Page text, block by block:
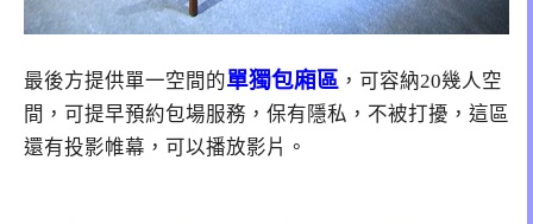
最後方提供單一空間的單獨包廂區 ，可容納20幾人空
間，可提早預約包場服務，保有隱私，不被打擾，這區
還有投影帷幕，可以播放影片。